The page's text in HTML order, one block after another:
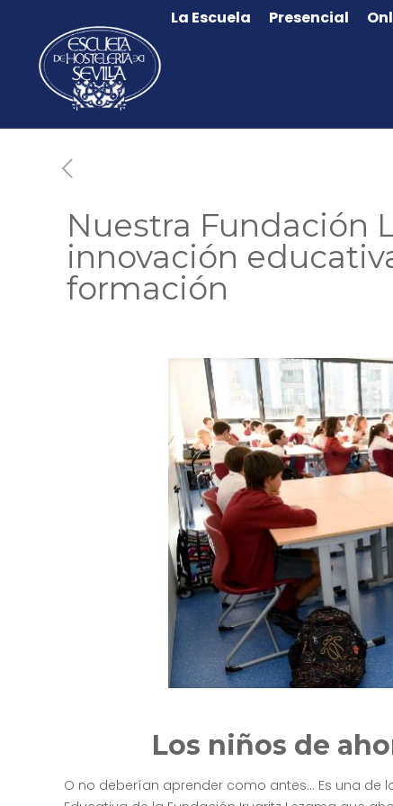
La Escuela Presencial
Nuestra Fundación
innovación
formación
Los niños de
O no deberían aprender como antes… Es una de